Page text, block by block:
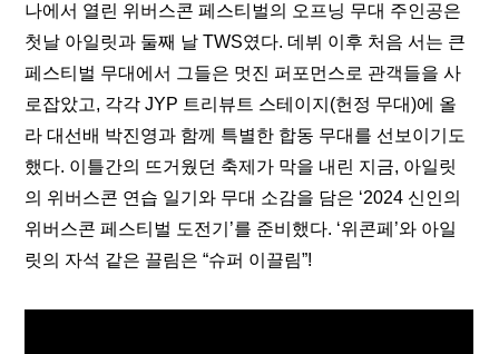
나에서 열린 위버스콘 페스티벌의 오프닝 무대 주인공은
첫날 아일릿과 둘째 날 TWS였다. 데뷔 이후 처음 서는 큰
페스티벌 무대에서 그들은 멋진 퍼포먼스로 관객들을 사
로잡았고, 각각 JYP 트리뷰트 스테이지(헌정 무대)에 올
라 대선배 박진영과 함께 특별한 합동 무대를 선보이기도
했다. 이틀간의 뜨거웠던 축제가 막을 내린 지금, 아일릿
의 위버스콘 연습 일기와 무대 소감을 담은 ‘2024 신인의
위버스콘 페스티벌 도전기’를 준비했다. ‘위콘페’와 아일
릿의 자석 같은 끌림은 “슈퍼 이끌림”!